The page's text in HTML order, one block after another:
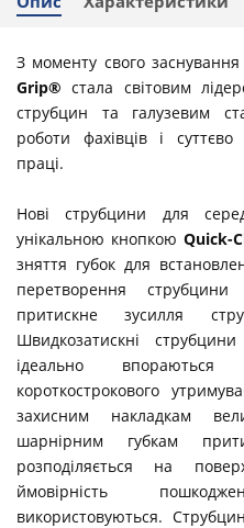
З моменту свого
Grip® стала світовим
струбцин та галузевим
роботи фахівців і
праці.
Нові струбцини для
унікальною кнопкоюQuick-
зняття губок для
перетворення
притискне зусилля
Швидкозатискні
ідеально
короткострокового
захисним накладкам
шарнірним губкам
розподіляється на
ймовірність
використовуються.